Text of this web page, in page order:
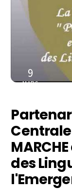
9
MARS
Centrale
des